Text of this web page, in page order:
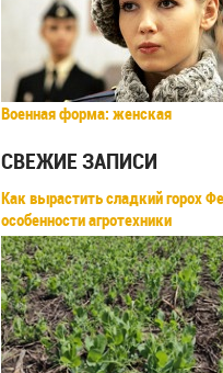
Военная форма: женская
СВЕЖИЕ ЗАПИСИ
Как вырастить сладкий горох
особенности агротехники